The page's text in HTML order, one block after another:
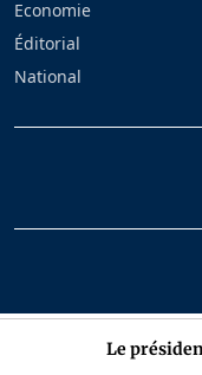
Le
Economie
Éditorial
National